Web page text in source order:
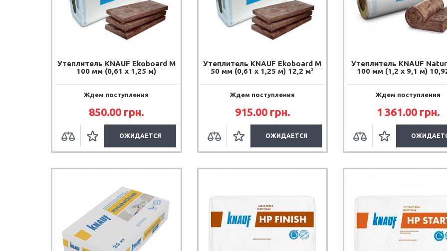
Утеплитель KNAUF Ekoboard М
100 мм (0,61 х 1,25 м)
Ждем поступления
850.00 грн.
ОЖИДАЕТСЯ
Утеплитель KNAUF Ekoboard М
50 мм (0,61 х 1,25 м) 12,2 м²
Ждем поступления
915.00 грн.
ОЖИДАЕТСЯ
Утеплитель KNAUF
100 мм (1,2 х 9,1 м)
Ждем поступления
1 361.00 грн.